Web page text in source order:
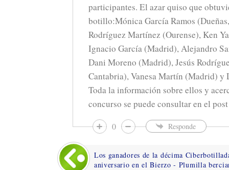
participantes. El azar quiso que
botillo:Mónica García Ramos
Rodríguez Martínez (Ourense), Ken
Ignacio García (Madrid), Alejandro
Dani Moreno (Madrid), Jesús
Cantabria), Vanesa Martín (Madrid)
Toda la información sobre ellos y
concurso se puede consultar en el
0 Responde
Los ganadores de la décima
aniversario en el Bierzo - Plumilla